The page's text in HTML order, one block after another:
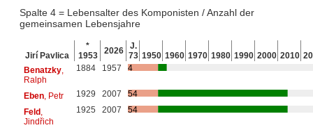
Spalte 4 = Lebensalter des Komponisten / Anzahl der
gemeinsamen Lebensjahre
Jirí Pavlica
*
1953
2026
J.
73 1950 1960 1970 1980 1990 2000 2010
Benatzky,
Ralph
1884 1957 4
Eben, Petr 1929 2007
54
Feld ,
Jindřich
1925 2007 54